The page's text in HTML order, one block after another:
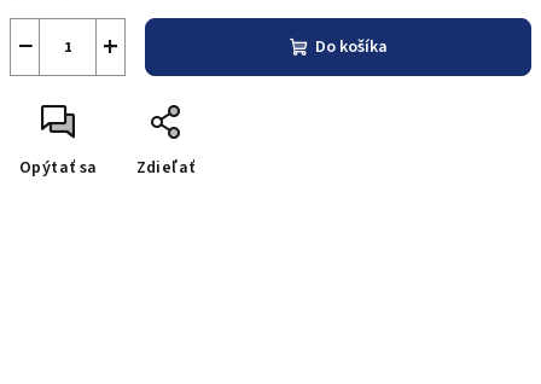
+
− Do košíka
Opýtať sa Zdieľať